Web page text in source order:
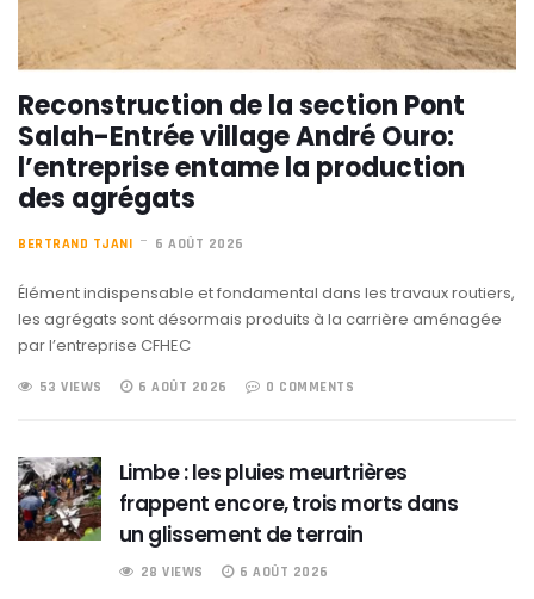
Reconstruction de la section Pont
Salah-Entrée village André Ouro:
l’entreprise entame la production
des agrégats
BERTRAND TJANI 6 AOÛT 2026
Élément indispensable et fondamental dans les travaux routiers,
les agrégats sont désormais produits à la carrière aménagée
par l’entreprise CFHEC
53 VIEWS 6 AOÛT 2026 0 COMMENTS
Limbe : les pluies meurtrières
frappent encore, trois morts dans
un glissement de terrain
28 VIEWS 6 AOÛT 2026